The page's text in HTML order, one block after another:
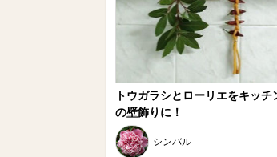
トウガラシとローリエをキッチ
の壁飾りに！
シンバル